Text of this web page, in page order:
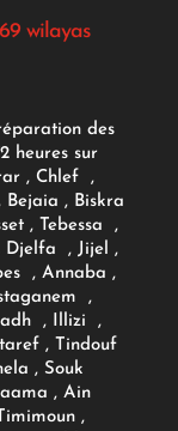
wilayas
des
heures sur
, Chlef ,
, Biskra
, Tebessa ,
Djelfa , Jijel ,
, Annaba ,
,
, Illizi ,
, Tindouf
, Souk
, Ain
,